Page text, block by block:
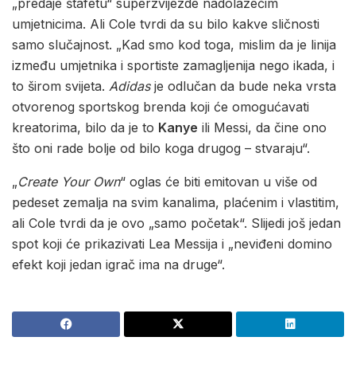
„predaje štafetu“ superzvijezde nadolazećim
umjetnicima. Ali Cole tvrdi da su bilo kakve sličnosti
samo slučajnost. „Kad smo kod toga, mislim da je linija
između umjetnika i sportiste zamagljenija nego ikada, i
to širom svijeta. Adidasje odlučan da bude neka vrsta
otvorenog sportskog brenda koji će omogućavati
kreatorima, bilo da je to Kanye ili Messi, da čine ono
što oni rade bolje od bilo koga drugog – stvaraju“.
„Create Your Own“ oglas će biti emitovan u više od
pedeset zemalja na svim kanalima, plaćenim i vlastitim,
ali Cole tvrdi da je ovo „samo početak“. Slijedi još jedan
spot koji će prikazivati Lea Messija i „neviđeni domino
efekt koji jedan igrač ima na druge“.